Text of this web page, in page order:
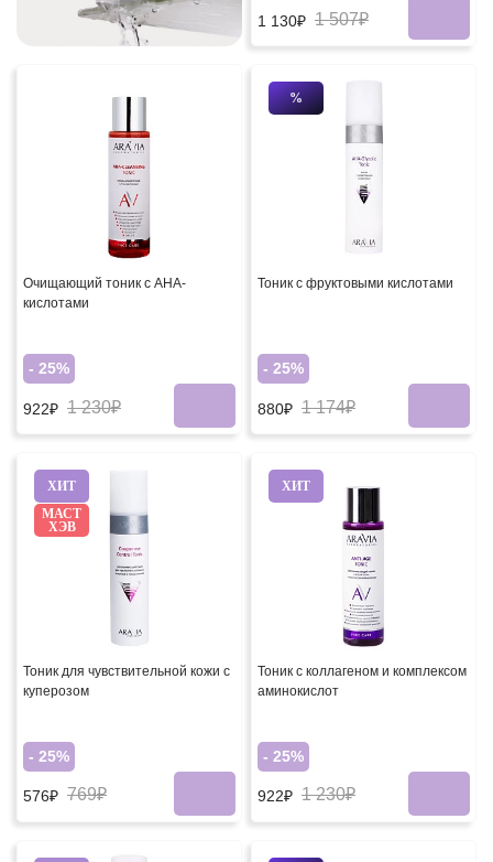
1 130₽ 1 507₽
Очищающий тоник с AHA-
кислотами
- 25%
922₽ 1 230₽
%
Тоник с фруктовыми кислотами
- 25%
880₽ 1 174₽
ХИТ
МАСТ
ХЭВ
Тоник для чувствительной кожи с
куперозом
- 25%
576₽ 769₽
ХИТ
Тоник с коллагеном и комплексом
аминокислот
- 25%
922₽ 1 230₽